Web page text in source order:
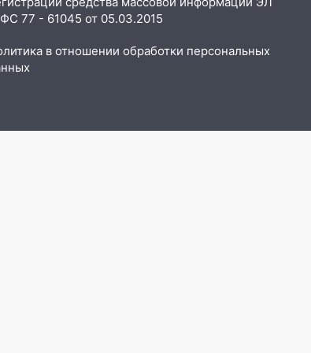
77 - 61045 от 05.03.2015
в отношении обработки персональных